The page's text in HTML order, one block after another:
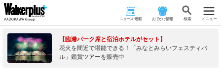
ニュース･連載 おでかけ情報 検 索 メニュー
【臨港パーク席と宿泊ホテルがセット】
花火を間近で堪能できる！「みなとみらいフェスティバ
ル」鑑賞ツアーを販売中